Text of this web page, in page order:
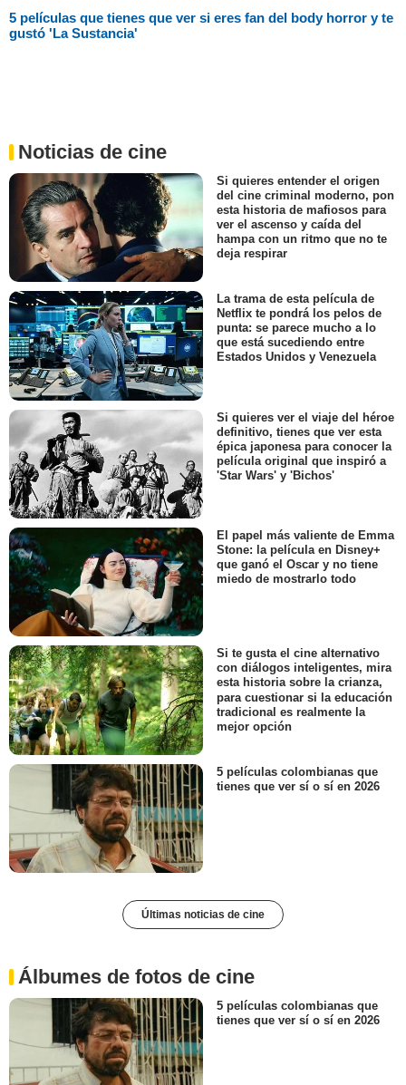
5 películas que tienes que ver si eres fan del body horror y te
gustó 'La Sustancia'
Noticias de cine
Si quieres entender el origen
del cine criminal moderno, pon
esta historia de mafiosos para
ver el ascenso y caída del
hampa con un ritmo que no te
deja respirar
La trama de esta película de
Netflix te pondrá los pelos de
punta: se parece mucho a lo
que está sucediendo entre
Estados Unidos y Venezuela
Si quieres ver el viaje del héroe
definitivo, tienes que ver esta
épica japonesa para conocer la
película original que inspiró a
'Star Wars' y 'Bichos'
El papel más valiente de Emma
Stone: la película en Disney+
que ganó el Oscar y no tiene
miedo de mostrarlo todo
Si te gusta el cine alternativo
con diálogos inteligentes, mira
esta historia sobre la crianza,
para cuestionar si la educación
tradicional es realmente la
mejor opción
5 películas colombianas que
tienes que ver sí o sí en 2026
Últimas noticias de cine
Álbumes de fotos de cine
5 películas colombianas que
tienes que ver sí o sí en 2026